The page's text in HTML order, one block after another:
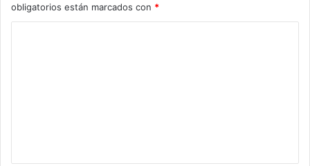
obligatorios están marcados con *